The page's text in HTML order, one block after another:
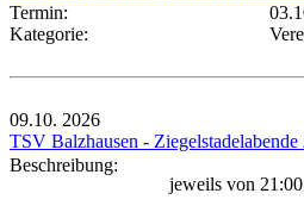
Termin:
Kategorie:
09.10. 2026
TSV Balzhausen - Ziegelstadelabende
Beschreibung:
jeweils von